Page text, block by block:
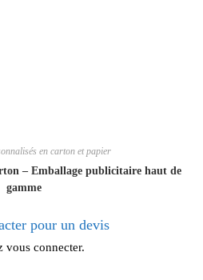
en carton et papier
– Emballage publicitaire haut de
gamme
pour un devis
vous connecter.